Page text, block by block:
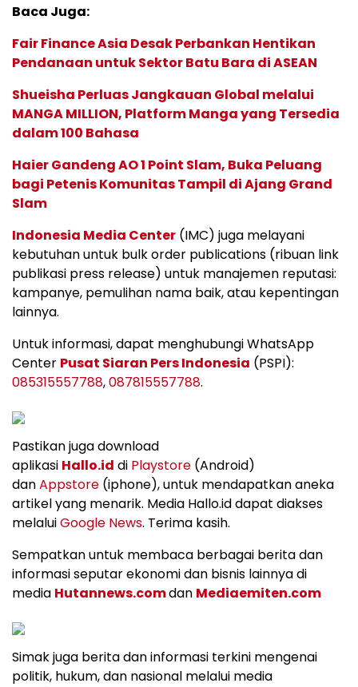
Baca Juga:
Fair Finance Asia Desak Perbankan Hentikan
Pendanaan untuk Sektor Batu Bara di ASEAN
Shueisha Perluas Jangkauan Global melalui
MANGA MILLION, Platform Manga yang Tersedia
dalam 100 Bahasa
Haier Gandeng AO 1 Point Slam, Buka Peluang
bagi Petenis Komunitas Tampil di Ajang Grand
Slam
Indonesia Media Center (IMC) juga melayani
kebutuhan untuk bulk order publications (ribuan link
publikasi press release) untuk manajemen reputasi:
kampanye, pemulihan nama baik, atau kepentingan
lainnya.
Untuk informasi, dapat menghubungi WhatsApp
Center Pusat Siaran Pers Indonesia (PSPI):
085315557788,087815557788.
Pastikan juga download
aplikasi Hallo.id di Playstore (Android)
danAppstore (iphone), untuk mendapatkan aneka
artikel yang menarik. Media Hallo.id dapat diakses
melaluiGoogle News. Terima kasih.
Sempatkan untuk membaca berbagai berita dan
informasi seputar ekonomi dan bisnis lainnya di
media Hutannews.comdan Mediaemiten.com
Simak juga berita dan informasi terkini mengenai
politik, hukum, dan nasional melalui media